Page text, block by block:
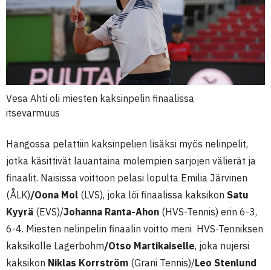
Vesa Ahti oli miesten kaksinpelin finaalissa
itsevarmuus
Hangossa pelattiin kaksinpelien lisäksi myös nelinpelit,
jotka käsittivät lauantaina molempien sarjojen välierät ja
finaalit. Naisissa voittoon pelasi lopulta Emilia Järvinen
(ÅLK)/Oona Mol (LVS), joka löi finaalissa kaksikon Satu
Kyyrä (EVS)/Johanna Ranta-Ahon (HVS-Tennis) erin 6-3,
6-4. Miesten nelinpelin finaalin voitto meni HVS-Tenniksen
kaksikolle Lagerbohm/Otso Martikaiselle, joka nujersi
kaksikon Niklas Korrström (Grani Tennis)/Leo Stenlund